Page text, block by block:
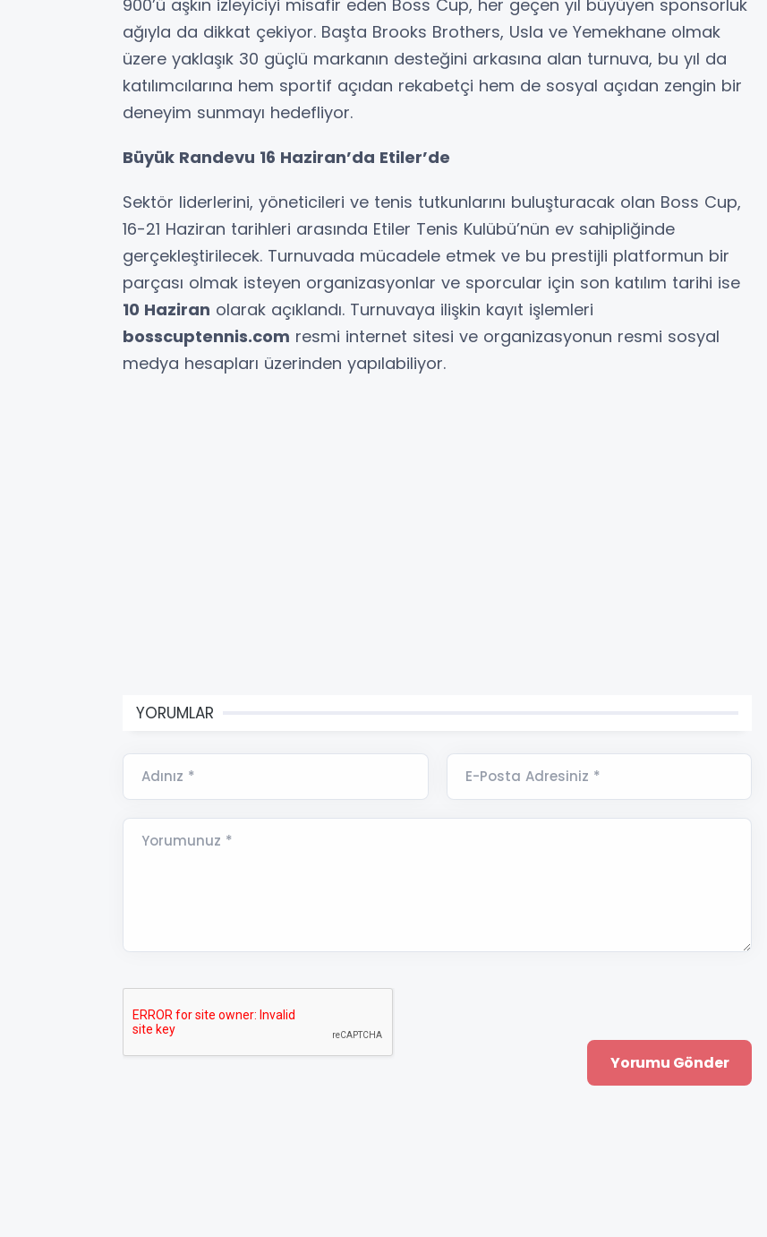
900’ü aşkın izleyiciyi misafir eden Boss Cup, her geçen yıl büyüyen sponsorluk
ağıyla da dikkat çekiyor. Başta Brooks Brothers, Usla ve Yemekhane olmak
üzere yaklaşık 30 güçlü markanın desteğini arkasına alan turnuva, bu yıl da
katılımcılarına hem sportif açıdan rekabetçi hem de sosyal açıdan zengin bir
deneyim sunmayı hedefliyor.
Büyük Randevu 16 Haziran’da Etiler’de
Sektör liderlerini, yöneticileri ve tenis tutkunlarını buluşturacak olan Boss Cup,
16-21 Haziran tarihleri arasında Etiler Tenis Kulübü’nün ev sahipliğinde
gerçekleştirilecek. Turnuvada mücadele etmek ve bu prestijli platformun bir
parçası olmak isteyen organizasyonlar ve sporcular için son katılım tarihi ise
10 Haziran olarak açıklandı. Turnuvaya ilişkin kayıt işlemleri
bosscuptennis.com resmi internet sitesi ve organizasyonun resmi sosyal
medya hesapları üzerinden yapılabiliyor.
YORUMLAR
Adınız * E-Posta Adresiniz *
Yorumunuz *